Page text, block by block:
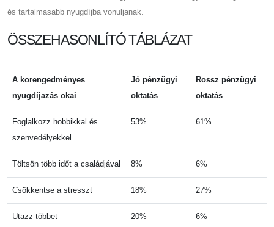
és tartalmasabb nyugdíjba vonuljanak.
ÖSSZEHASONLÍTÓ TÁBLÁZAT
A korengedményes
nyugdíjazás okai
Jó pénzügyi
oktatás
Rossz pénzügyi
oktatás
Foglalkozz hobbikkal és
szenvedélyekkel
53% 61%
Töltsön több időt a családjával 8% 6%
Csökkentse a stresszt 18% 27%
Utazz többet 20% 6%